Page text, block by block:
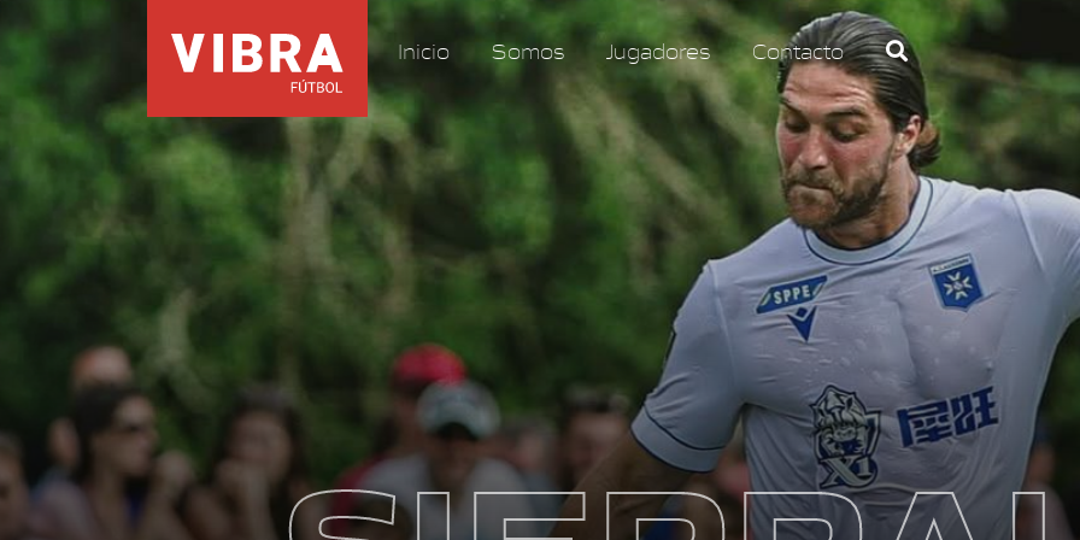
Inicio Somos Jugadores Contacto